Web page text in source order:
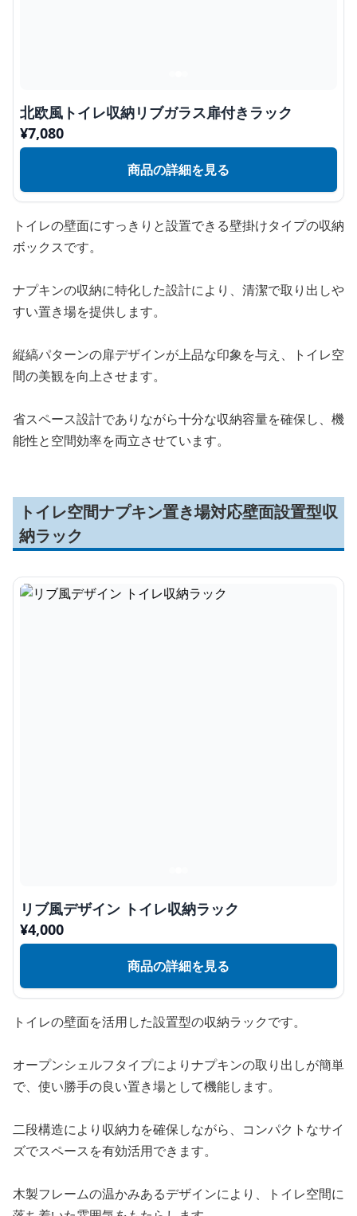
北欧風トイレ収納リブガラス扉付きラック
¥7,080
商品の詳細を見る
トイレの壁面にすっきりと設置できる壁掛けタイプの収納
ボックスです。
ナプキンの収納に特化した設計により、清潔で取り出しや
すい置き場を提供します。
縦縞パターンの扉デザインが上品な印象を与え、トイレ空
間の美観を向上させます。
省スペース設計でありながら十分な収納容量を確保し、機
能性と空間効率を両立させています。
トイレ空間ナプキン置き場対応壁面設置型収
納ラック
リブ風デザイン トイレ収納ラック
¥4,000
商品の詳細を見る
トイレの壁面を活用した設置型の収納ラックです。
オープンシェルフタイプによりナプキンの取り出しが簡単
で、使い勝手の良い置き場として機能します。
二段構造により収納力を確保しながら、コンパクトなサイ
ズでスペースを有効活用できます。
木製フレームの温かみあるデザインにより、トイレ空間に